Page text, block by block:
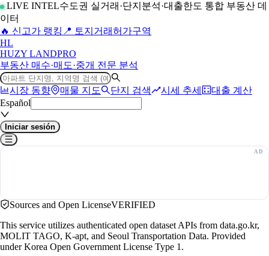
LIVE INTEL수도권 실거래·단지분석·대출한도 통합 부동산 데
이터
🔥 신고가 랭킹 📍 토지거래허가구역
HL
HUZY LANDPRO
부동산 매수·매도·중개 전문 분석
시장 동향 매물 지도 단지 검색 시세 추세
대출 계산
Español
Iniciar sesión
Sources and Open LicenseVERIFIED
This service utilizes authenticated open dataset APIs from data.go.kr,
MOLIT TAGO, K-apt, and Seoul Transportation Data. Provided
under Korea Open Government License Type 1.